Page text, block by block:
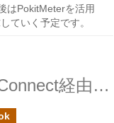
はPokitMeterを活用
ていく予定です。
ChromebookでOpenVPN Connect経由でVPNに接続